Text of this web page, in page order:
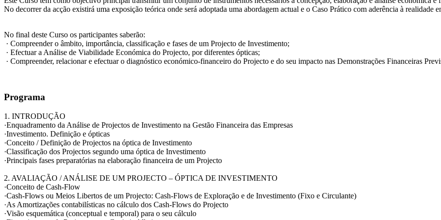
No decorrer da acção existirá uma exposição teórica onde será adoptada uma abordagem actual e o Caso Prático com aderência à realidade
No final deste Curso os participantes saberão:
· Compreender o âmbito, importância, classificação e fases de um Projecto de Investimento;
· Efectuar a Análise de Viabilidade Económica do Projecto, por diferentes ópticas;
· Compreender, relacionar e efectuar o diagnóstico económico-financeiro do Projecto e do seu impacto nas Demonstrações Financeiras
Programa
1. INTRODUÇÃO
·Enquadramento da Análise de Projectos de Investimento na Gestão Financeira das Empresas
·Investimento. Definição e ópticas
·Conceito / Definição de Projectos na óptica de Investimento
·Classificação dos Projectos segundo uma óptica de Investimento
·Principais fases preparatórias na elaboração financeira de um Projecto
2. AVALIAÇÃO / ANÁLISE DE UM PROJECTO – ÓPTICA DE INVESTIMENTO
·Conceito de Cash-Flow
·Cash-Flows ou Meios Libertos de um Projecto: Cash-Flows de Exploração e de Investimento (Fixo e Circulante)
·As Amortizações contabilísticas no cálculo dos Cash-Flows do Projecto
·Visão esquemática (conceptual e temporal) para o seu cálculo